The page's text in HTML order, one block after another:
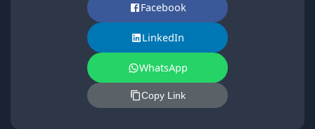
Facebook
LinkedIn
WhatsApp
Copy Link